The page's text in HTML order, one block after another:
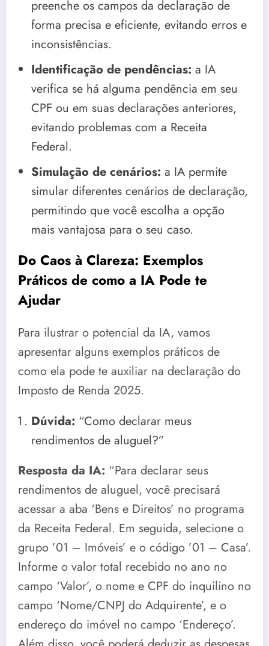
preenche os campos da declaração de
forma precisa e eficiente, evitando erros e
inconsistências.
Identificação de pendências: a IA
verifica se há alguma pendência em seu
CPF ou em suas declarações anteriores,
evitando problemas com a Receita
Federal.
Simulação de cenários: a IA permite
simular diferentes cenários de declaração,
permitindo que você escolha a opção
mais vantajosa para o seu caso.
Do Caos à Clareza: Exemplos
Práticos de como a IA Pode te
Ajudar
Para ilustrar o potencial da IA, vamos
apresentar alguns exemplos práticos de
como ela pode te auxiliar na declaração do
Imposto de Renda 2025.
Dúvida: “Como declarar meus
rendimentos de aluguel?”
Resposta da IA: “Para declarar seus
rendimentos de aluguel, você precisará
acessar a aba ‘Bens e Direitos’ no programa
da Receita Federal. Em seguida, selecione o
grupo ’01 – Imóveis’ e o código ’01 – Casa’.
Informe o valor total recebido no ano no
campo ‘Valor’, o nome e CPF do inquilino no
campo ‘Nome/CNPJ do Adquirente’, e o
endereço do imóvel no campo ‘Endereço’.